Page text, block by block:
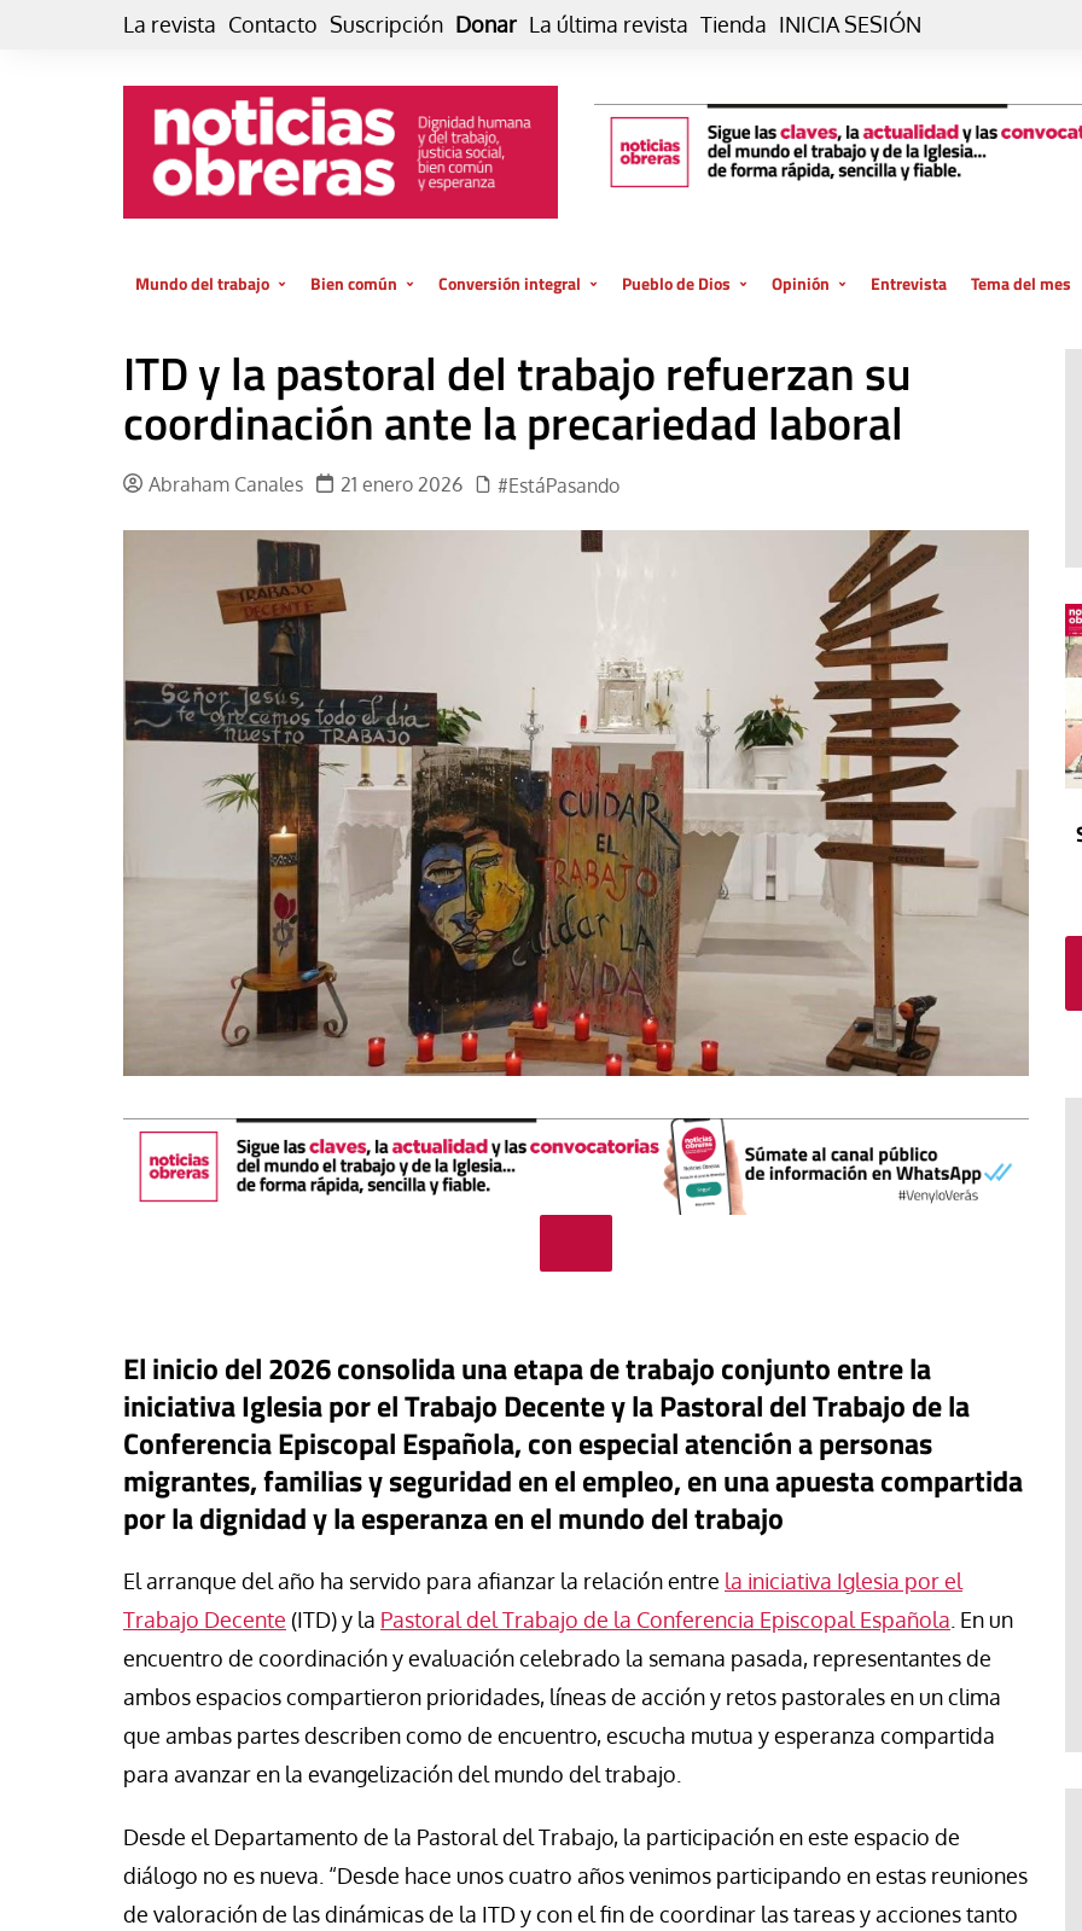
La revista Contacto Suscripción Donar La última revista Tienda INICIA SESIÓN
Mundo del trabajo
El trabajo es para la vida
GlobalizAcción
MMTC
Laboral
La mundialización
El amor en el mundo
Los empobrecidos por el
mundo
Radio — Mundo obrero hoy
Bien común
Economía
Conversión integral
de vida… es posible
El cuidado de la creación
Experiencia
Cultura
Libro
Poesía
Relato
Pueblo de Dios
La oración de cada día
Vaticano
Opinión
Blog De paso…
Blog Eutopía
Tribuna
Blog Sembrando sueños,
recogiendo humanidad
Blog Mensajes guardados
La columna
Entrevista Tema del mes
ITD y la pastoral del trabajo refuerzan su
coordinación ante la precariedad laboral
Abraham Canales 21 enero 2026 #EstáPasando
El inicio del 2026 consolida una etapa de trabajo conjunto entre la
iniciativa Iglesia por el Trabajo Decente y la Pastoral del Trabajo de la
Conferencia Episcopal Española, con especial atención a personas
migrantes, familias y seguridad en el empleo, en una apuesta compartida
por la dignidad y la esperanza en el mundo del trabajo
El arranque del año ha servido para afianzar la relación entre la iniciativa Iglesia por el
Trabajo Decente (ITD) y la Pastoral del Trabajo de la Conferencia Episcopal Española . En un
encuentro de coordinación y evaluación celebrado la semana pasada, representantes de
ambos espacios compartieron prioridades, líneas de acción y retos pastorales en un clima
que ambas partes describen como de encuentro, escucha mutua y esperanza compartida
para avanzar en la evangelización del mundo del trabajo.
Desde el Departamento de la Pastoral del Trabajo, la participación en este espacio de
diálogo no es nueva. “Desde hace unos cuatro años venimos participando en estas reuniones
de valoración de las dinámicas de la ITD y con el fin de coordinar las tareas y acciones tanto
más que OnlyFans: el
digital que monetiza la
de las jóvenes
Ceinos y Camila Gonzalez
#EstáPasando
Los sindicatos destacan la
aportación positiva de la
regularización extraordinaria al
crecimiento del empleo
Jose Luis Palacios
#EstáPasando
Enrique Angelelli, el obispo
asesinado hace 50 años
Francesco Strazzari